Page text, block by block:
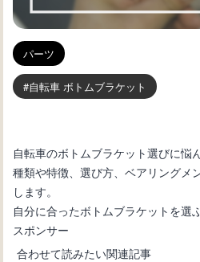
パーツ
自転車 ボトムブラケット
自転車のボトムブラケット選びに悩
種類や特徴、選び方、ベアリングメ
します。
自分に合ったボトムブラケットを選
スポンサー
合わせて読みたい関連記事